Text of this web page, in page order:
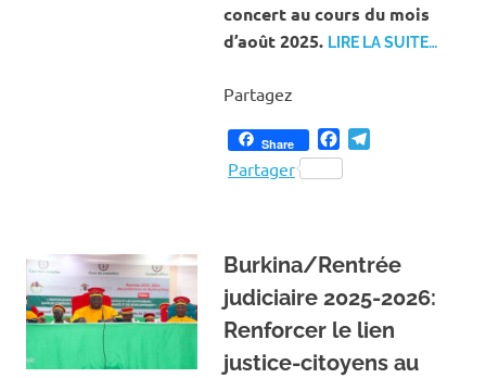
concert au cours du mois
d’août 2025. LIRE LA SUITE…
Partagez
Share Facebook
Partager
Burkina/Rentrée
judiciaire 2025-2026:
Renforcer le lien
justice-citoyens au